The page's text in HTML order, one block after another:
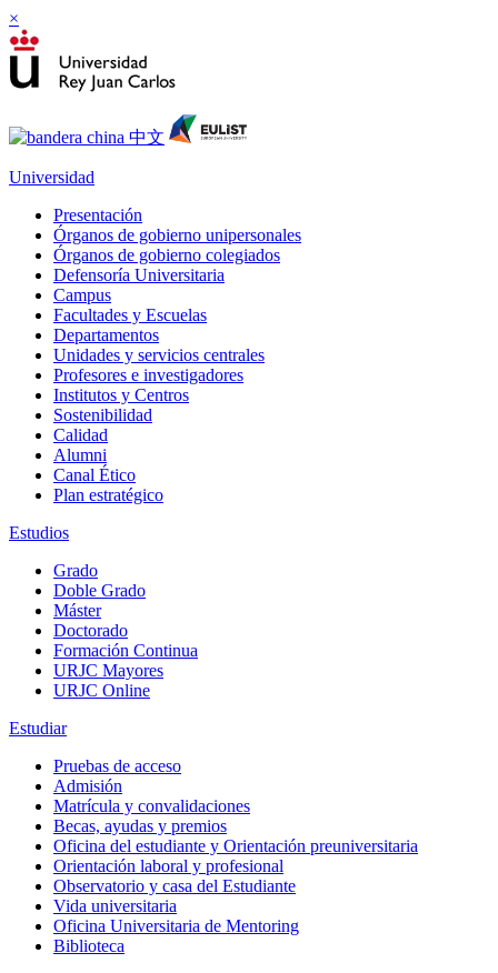
×
Universidad
Presentación
Órganos de gobierno unipersonales
Órganos de gobierno colegiados
Defensoría Universitaria
Campus
Facultades y Escuelas
Departamentos
Unidades y servicios centrales
Profesores e investigadores
Institutos y Centros
Sostenibilidad
Calidad
Alumni
Canal Ético
Plan estratégico
Estudios
Grado
Doble Grado
Máster
Doctorado
Formación Continua
URJC Mayores
URJC Online
Estudiar
Pruebas de acceso
Admisión
Matrícula y convalidaciones
Becas, ayudas y premios
Oficina del estudiante y Orientación preuniversitaria
Orientación laboral y profesional
Observatorio y casa del Estudiante
Vida universitaria
Oficina Universitaria de Mentoring
Biblioteca